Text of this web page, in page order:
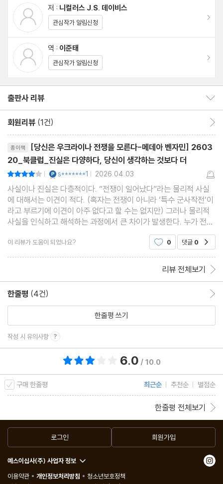
선이며 젤렌스키는 민주 진영을 지키는 영웅일까? 이 전쟁은 선악
의 대결인가? 나토와 미국의 도발로 러시아가 우크라이나를 침공했
다는 것은 러시아와 푸틴의 야욕에 대한 핑계에 불과한가? 우크라
이나의 전쟁 승리를 위해 우크라이나에 무기를 지원하는 것은 정당
한가? 우크라이나가 영토를 수복하고 전쟁에서 '승리'할 수 있을 것
하는 경제적 제재는 종전에 도움이 될까? 이 전쟁으로 인해 세계 질
서는 어떻게 재편되고 있을까? 그 안에서 한반도는, 그리고 그 안에
살고 있는 우리는 이 전쟁으로 어떤 영향을 받고 있는 것일까?
지금까지도 국내에 소개되는 언론 등에서 이 전쟁을 다루고 있는 서
방 세계 중심의 관점은 크게 달라진 듯 보이지 않고, 이 전쟁에 대한
관심 역시 급격히 줄어든 것으로 보인다. 특히 서방 세계의 지배적
관점을 따른 언론 보도의 영향으로 한국사회에서는 진보 진영에서
조차 이 전쟁을 단편적, 이분법적으로 이해하는 관점이 나타나곤 했
을 위해 이 사태를 어떻게 이해해야 하는지 입장을 정리하기가 쉽지
않다. 특히나 이 사태는 미국/나토와 러시아의 대리전 성격이 강하
고, 최소한 10년 전으로 거슬러 올라가서부터 살펴야 하는 우크라이
나 국내외 정치 상황이 얽혀 있어 국제 정세 전반에 대한 이해가 깊
지 않은 일반 시민의 경우 이 전쟁의 기원을 이해하는 것이 쉽지 않
다. 그러나 이 책을 추천한 정의길 기자의 말처럼 “반전평화운동은
침략을 규탄하는 데 머물지 않아야” 하며 “침략이 일어난 배경을 찾
아서 그 원인과 해법도 촉구해야” 한다. 이 전쟁에 대한 균형 있고
깊이 있는 이해가 필요하다는 말이다.
『당신은 우크라이나 전쟁을 모른다』는 평화와 종전을 위한 관점에
서, 일목요연하게 이 전쟁의 기원과 배경, 현재의 상황을 전달하며
우리에게 어떤 관점이 필요한지를 알려주는 책으로, 침공 발발 후 짧
은 기간 안에 쓰인 책임에도 불구하고 지금까지 진행된 우크라이나
전쟁의 진행 양상을 정확히 예측해냈다. 특히 이 전쟁을 선악의 구도
로 보는 이분법적 관점이 극히 위험한 시각임을 경고하며, 균형 있는
구
감사의 글
옮긴이의 글
주(註)
저 : 니컬러스 J.S. 데이비스
관심작가 알림신청
역 : 이준태
관심작가 알림신청
출판사 리뷰
회원리뷰 (1건)
종이책
[당신은 우크라이나 전쟁을 모른다-메데아 벤자민] 2603
20_북클럽_진실은 다양하다, 당신이 생각하는 것보다 더
| s*******1 | 2026.04.03
사실이나 진실은 다층적이다. “전쟁이 일어났다”라는 물리적 사실
에 대해서는 이견이 적다. (혹자는 전쟁이 아니라 ‘특수 군사작전’이
라고 부르기에 이견이 아주 없다고 할 수는 없지만) 그러나 물리적
사실을 인식하고 해석하는 과정에서 큰 차이가 발생한다. 누가 전쟁
을 일으켰느냐를 비롯해서 어떤 의미를 부여하고, 가치를 매기는 순
간 각각의 사실들은 중첩되고 복잡해진다. 당
이 리뷰가 도움이 되었나요? 0 댓글 0
리뷰 전체보기
한줄평 (4건)
한줄평 쓰기
작성 시 유의사항
6.0 / 10.0
구매 한줄평 최근순 추천순 별점순
한줄평 전체보기
로그인 회원가입
예스이십사(주) 사업자 정보
이용약관
개인정보처리방침
청소년보호정책